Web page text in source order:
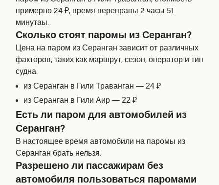
примерно 24 ₽, время переправы 2 часы 51
минутаы.
Сколько стоят паромы из Серанган?
Цена на паром из Серанган зависит от различных
факторов, таких как маршрут, сезон, оператор и тип
судна.
из Серанган в Гили Траванган — 24 ₽
из Серанган в Гили Аир — 22 ₽
Есть ли паром для автомобилей из
Серанган?
В настоящее время автомобили на паромы из
Серанган брать нельзя.
Разрешено ли пассажирам без
автомобиля пользоваться паромами